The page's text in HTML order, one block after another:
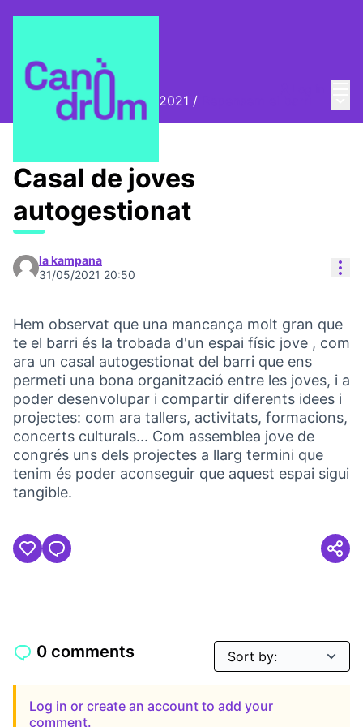
Biennal Ciutat i Ciència 2021 /
Casal de joves
autogestionat
la kampana
31/05/2021 20:50
Hem observat que una mancança molt gran que
te el barri és la trobada d'un espai físic jove , com
ara un casal autogestionat del barri que ens
permeti una bona organització entre les joves, i a
poder desenvolupar i compartir diferents idees i
projectes: com ara tallers, activitats, formacions,
concerts culturals... Com assemblea jove de
congrés uns dels projectes a llarg termini que
tenim és poder aconseguir que aquest espai sigui
tangible.
0 comments
Log in or create an account to add your
comment.